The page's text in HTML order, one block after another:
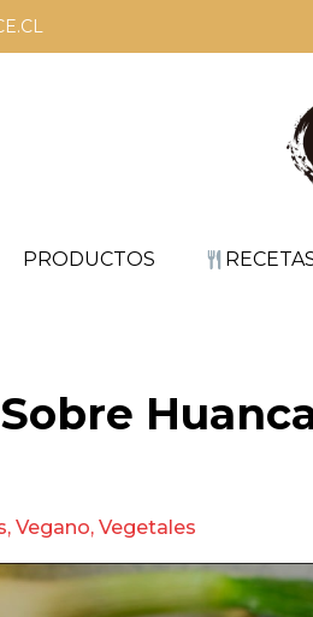
PRODUCTOS
, Vegano, Vegetales